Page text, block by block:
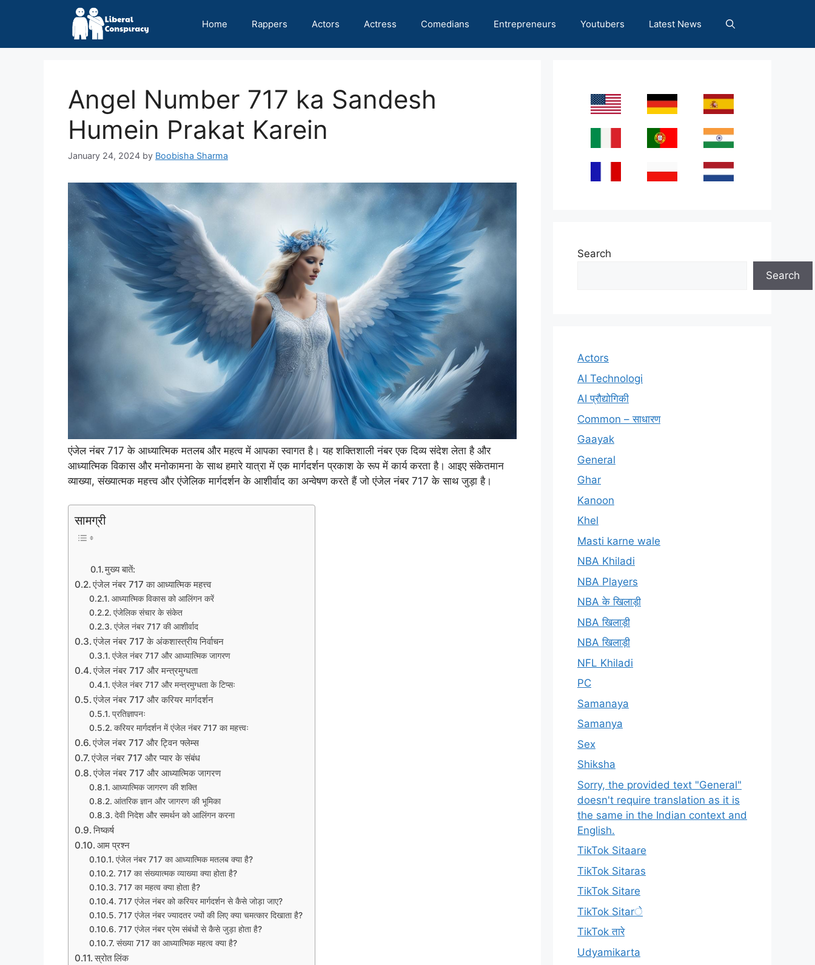
Home Rappers Actors Actress Comedians Entrepreneurs Youtubers Latest News
Angel Number 717 ka Sandesh
Humein Prakat Karein
January 24, 2024 by Boobisha Sharma
एंजेल नंबर 717 के आध्यात्मिक मतलब और महत्व में आपका स्वागत है। यह शक्तिशाली नंबर एक दिव्य संदेश लेता है और
आध्यात्मिक विकास और मनोकामना के साथ हमारे यात्रा में एक मार्गदर्शन प्रकाश के रूप में कार्य करता है। आइए संकेतमान
व्याख्या, संख्यात्मक महत्त्व और एंजेलिक मार्गदर्शन के आशीर्वाद का अन्वेषण करते हैं जो एंजेल नंबर 717 के साथ जुड़ा है।
सामग्री
मुख्य बातें:
एंजेल नंबर 717 का आध्यात्मिक महत्त्व
आध्यात्मिक विकास को आलिंगन करें
एंजेलिक संचार के संकेत
एंजेल नंबर 717 की आशीर्वाद
एंजेल नंबर 717 के अंकशास्त्रीय निर्वाचन
एंजेल नंबर 717 और आध्यात्मिक जागरण
एंजेल नंबर 717 और मन्त्रमुग्धता
एंजेल नंबर 717 और मन्त्रमुग्धता के टिप्सः
एंजेल नंबर 717 और करियर मार्गदर्शन
प्रतिज्ञापनः
करियर मार्गदर्शन में एंजेल नंबर 717 का महत्त्वः
एंजेल नंबर 717 और ट्विन फ्लेम्स
एंजेल नंबर 717 और प्यार के संबंध
एंजेल नंबर 717 और आध्यात्मिक जागरण
आध्यात्मिक जागरण की शक्ति
आंतरिक ज्ञान और जागरण की भूमिका
देवी निदेश और समर्थन को आलिंगन करना
निष्कर्ष
आम प्रश्न
एंजेल नंबर 717 का आध्यात्मिक मतलब क्या है?
717 का संख्यात्मक व्याख्या क्या होता है?
717 का महत्व क्या होता है?
717 एंजेल नंबर को करियर मार्गदर्शन से कैसे जोड़ा जाए?
717 एंजेल नंबर ज्यादतर ज्यों की लिए क्या चमत्कार दिखाता है?
717 एंजेल नंबर प्रेम संबंधों से कैसे जुड़ा होता है?
संख्या 717 का आध्यात्मिक महत्व क्या है?
स्रोत लिंक
Search
Search
Actors
AI Technologi
AI प्रौद्योगिकी
Common – साधारण
Gaayak
General
Ghar
Kanoon
Khel
Masti karne wale
NBA Khiladi
NBA Players
NBA के खिलाड़ी
NBA खिलाड़ी
NBA खिलाड़ी
NFL Khiladi
PC
Samanaya
Samanya
Sex
Shiksha
Sorry, the provided text "General"
doesn't require translation as it is
the same in the Indian context and
English.
TikTok Sitaare
TikTok Sitaras
TikTok Sitare
TikTok Sitarे
TikTok तारे
Udyamikarta